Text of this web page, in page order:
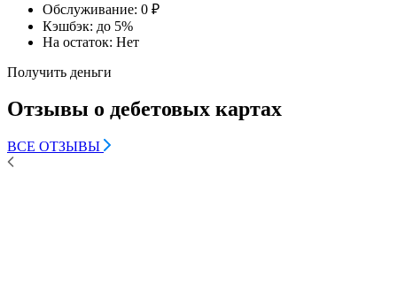
Обслуживание: 0 ₽
Кэшбэк: до 5%
На остаток: Нет
Получить деньги
Отзывы о дебетовых картах
ВСЕ ОТЗЫВЫ